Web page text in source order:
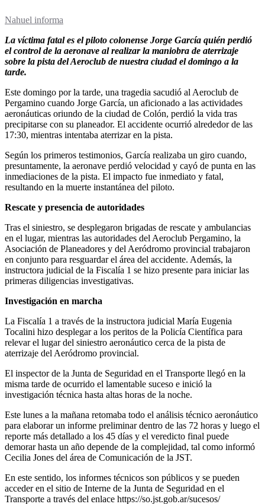
Nahuel informa
La víctima fatal es el piloto colonense Jorge García quién perdió
el control de la aeronave al realizar la maniobra de aterrizaje
sobre la pista del Aeroclub de nuestra ciudad el domingo a la
tarde.
Este domingo por la tarde, una tragedia sacudió al Aeroclub de
Pergamino cuando Jorge García, un aficionado a las actividades
aeronáuticas oriundo de la ciudad de Colón, perdió la vida tras
precipitarse con su planeador. El accidente ocurrió alrededor de las
17:30, mientras intentaba aterrizar en la pista.
Según los primeros testimonios, García realizaba un giro cuando,
presuntamente, la aeronave perdió velocidad y cayó de punta en las
inmediaciones de la pista. El impacto fue inmediato y fatal,
resultando en la muerte instantánea del piloto.
Rescate y presencia de autoridades
Tras el siniestro, se desplegaron brigadas de rescate y ambulancias
en el lugar, mientras las autoridades del Aeroclub Pergamino, la
Asociación de Planeadores y del Aeródromo provincial trabajaron
en conjunto para resguardar el área del accidente. Además, la
instructora judicial de la Fiscalía 1 se hizo presente para iniciar las
primeras diligencias investigativas.
Investigación en marcha
La Fiscalía 1 a través de la instructora judicial María Eugenia
Tocalini hizo desplegar a los peritos de la Policía Científica para
relevar el lugar del siniestro aeronáutico cerca de la pista de
aterrizaje del Aeródromo provincial.
El inspector de la Junta de Seguridad en el Transporte llegó en la
misma tarde de ocurrido el lamentable suceso e inició la
investigación técnica hasta altas horas de la noche.
Este lunes a la mañana retomaba todo el análisis técnico aeronáutico
para elaborar un informe preliminar dentro de las 72 horas y luego el
reporte más detallado a los 45 días y el veredicto final puede
demorar hasta un año depende de la complejidad, tal como informó
Cecilia Jones del área de Comunicación de la JST.
En este sentido, los informes técnicos son públicos y se pueden
acceder en el sitio de Interne de la Junta de Seguridad en el
Transporte a través del enlace https://so.jst.gob.ar/sucesos/